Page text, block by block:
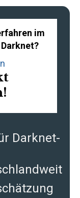
im
Darknet-